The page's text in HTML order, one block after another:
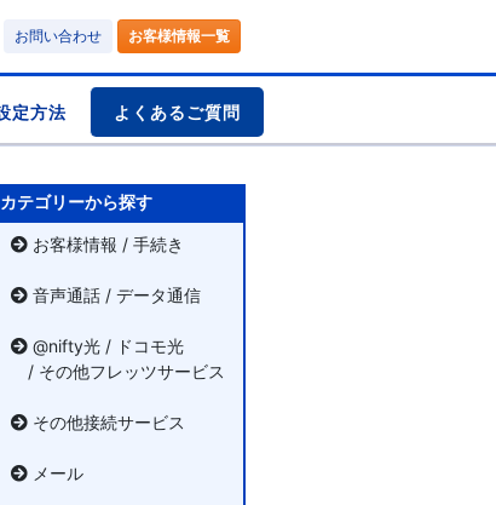
お問い合わせ お客様情報一覧
定方法 よくあるご質問
カテゴリーから探す
お客様情報 / 手続き
音声通話 / データ通信
@nifty光 / ドコモ光
/ その他フレッツサービス
その他接続サービス
メール